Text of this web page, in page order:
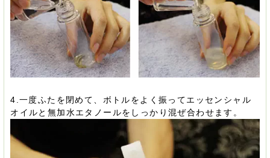
4.一度ふたを閉めて、ボトルをよく振ってエッセンシャル
オイルと無加水エタノールをしっかり混ぜ合わせます。